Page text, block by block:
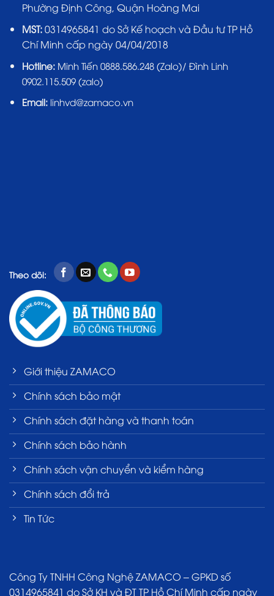
Phường Định Công, Quận Hoàng Mai
MST:0314965841 do Sở Kế hoạch và Đầu tư TP Hồ
Chí Minh cấp ngày 04/04/2018
Hotline: Minh Tiến 0888.586.248 (Zalo)/ Đình Linh
0902.115.509 (zalo)
Email:linhvd@zamaco.vn
Theo dõi:
Giới thiệu ZAMACO
Chính sách bảo mật
Chính sách đặt hàng và thanh toán
Chính sách bảo hành
Chính sách vận chuyển và kiểm hàng
Chính sách đổi trả
Tin Tức
Công Ty TNHH Công Nghệ ZAMACO – GPKD số
0314965841 do Sở KH và ĐT TP Hồ Chí Minh cấp ngày